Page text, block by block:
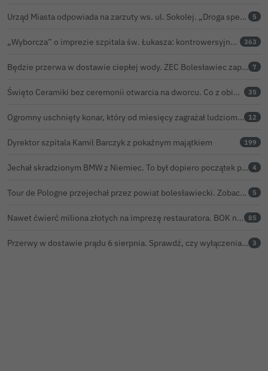
Urząd Miasta odpowiada na zarzuty ws. ul. Sokolej. „Droga spełnia wszystkie normy” 5
„Wyborcza” o imprezie szpitala św. Łukasza: kontrowersyjna gala dla pracowników 363
Będzie przerwa w dostawie ciepłej wody. ZEC Bolesławiec zapowiada prace remontowe 7
Święto Ceramiki bez ceremonii otwarcia na dworcu. Co z obietnicą prezydenta Bolesławca? 35
Ogromny uschnięty konar, który od miesięcy zagrażał ludziom w Bolesławcu, wycięty 12
Dyrektor szpitala Kamil Barczyk z pokaźnym majątkiem 199
Jechał skradzionym BMW z Niemiec. To był dopiero początek problemów 33-latka 4
Tour de Pologne przejechał przez powiat bolesławiecki. Zobacz wideo z Zebrzydowej 5
Nawet ćwierć miliona złotych na imprezę restauratora. BOK nie chce ujawnić kosztów przed Świętem Ceramiki 85
Przerwy w dostawie prądu 6 sierpnia. Sprawdź, czy wyłączenia obejmą Twoją miejscowość 3